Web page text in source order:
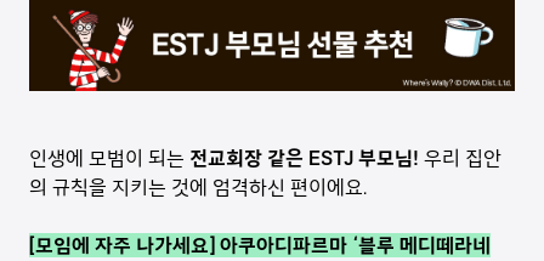
인생에 모범이 되는 전교회장 같은 ESTJ 부모님! 우리 집안
의 규칙을 지키는 것에 엄격하신 편이에요.
[모임에 자주 나가세요] 아쿠아디파르마 ‘블루 메디떼라네